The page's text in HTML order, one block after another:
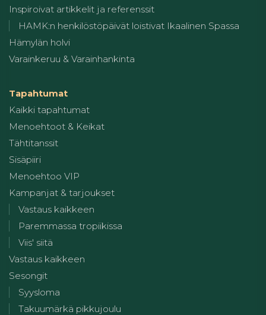
Inspiroivat artikkelit ja referenssit
HAMK:n henkilöstöpäivät loistivat Ikaalinen Spassa
Hämylän holvi
Varainkeruu & Varainhankinta
Tapahtumat
Kaikki tapahtumat
Menoehtoot & Keikat
Tähtitanssit
Sisäpiiri
Menoehtoo VIP
Kampanjat & tarjoukset
Vastaus kaikkeen
Paremmassa tropiikissa
Viis' siitä
Vastaus kaikkeen
Sesongit
Syysloma
Takuumärkä pikkujoulu